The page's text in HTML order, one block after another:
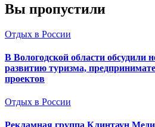
Вы пропустили
Отдых в России
В Вологодской области обсудили
развитию туризма,
проектов
Отдых в России